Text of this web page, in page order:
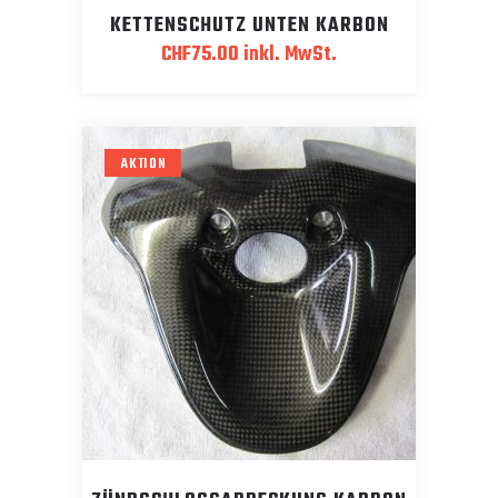
KETTENSCHUTZ UNTEN KARBON
CHF75.00 inkl. MwSt.
AKTION